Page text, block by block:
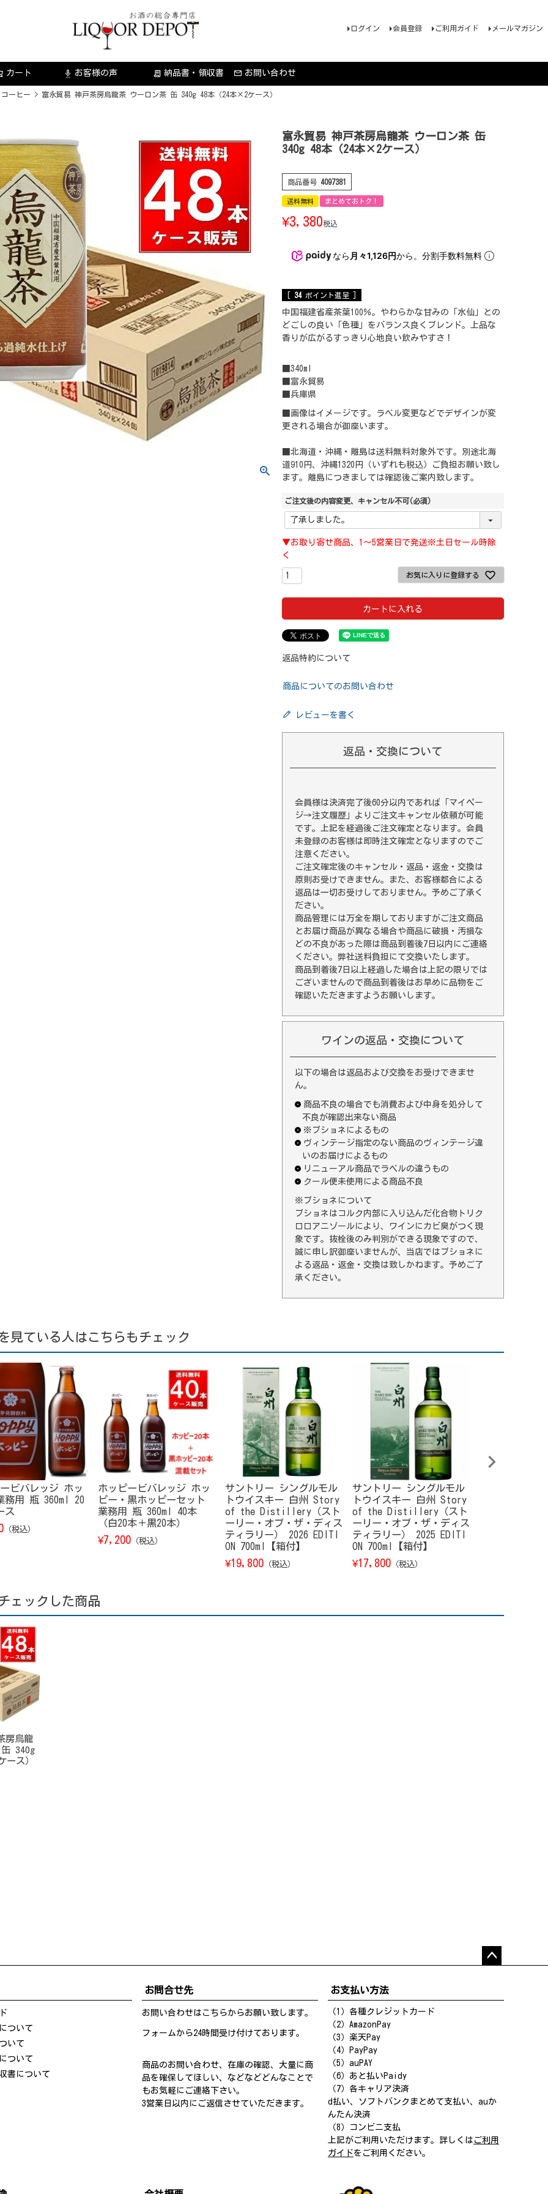
ログイン 会員登録 ご利用ガイド メールマガジン
カート settings_voice お客様の声 receipt_long 納品書・領収書 お問い合わせ
ーヒー 富永貿易 神戸茶房烏龍茶 ウーロン茶 缶 340g 48本（24本×2ケース）
富永貿易 神戸茶房烏龍茶 ウーロン茶 缶
340g 48本（24本×2ケース）
商品番号 4097381
送料無料 まとめておトク！
¥3,380税込
なら 月々1,126円から。分割手数料無料
34 ポイント進呈 ]
中国福建省産茶葉100％。やわらかな甘みの「水仙」との
どごしの良い「色種」をバランス良くブレンド。上品な
香りが広がるすっきり心地良い飲みやすさ！
■340ml
■富永貿易
■兵庫県
■画像はイメージです。ラベル変更などでデザインが変
更される場合が御座います。
■北海道・沖縄・離島は送料無料対象外です。別途北海
道910円、沖縄1320円（いずれも税込）ご負担お願い致し
ます。離島につきましては確認後ご案内致します。
ご注文後の内容変更、キャンセル不可 (必須)
▼お取り寄せ商品、1～5営業日で発送※土日セール時除
く
お気に入りに登録する
カートに入れる
返品特約について
商品についてのお問い合わせ
レビューを書く
返品・交換について
会員様は決済完了後60分以内であれば 「マイペー
ジ→注文履歴」 よりご注文キャンセル依頼が可能
です。上記を経過後ご注文確定となります。会員
未登録のお客様は即時注文確定となりますのでご
注意ください。
ご注文確定後のキャンセル・返品・返金・交換は
原則お受けできません。また、お客様都合による
返品は一切お受けしておりません。予めご了承く
ださい。
商品管理には万全を期しておりますがご注文商品
とお届け商品が異なる場合や商品に破損・汚損な
どの不良があった際は商品到着後7日以内にご連絡
ください。弊社送料負担にて交換いたします。
商品到着後7日以上経過した場合は上記の限りでは
ございませんので商品到着後はお早めに品物をご
確認いただきますようお願いします。
ワインの返品・交換について
以下の場合は返品および交換をお受けできませ
ん。
商品不良の場合でも消費および中身を処分して
不良が確認出来ない商品
※ブショネによるもの
ヴィンテージ指定のない商品のヴィンテージ違
いのお届けによるもの
リニューアル商品でラベルの違うもの
クール便未使用による商品不良
※ブショネについて
ブショネはコルク内部に入り込んだ化合物トリク
ロロアニゾールにより、ワインにカビ臭がつく現
象です。抜栓後のみ判別ができる現象ですので、
誠に申し訳御座いませんが、当店ではブショネに
よる返品・返金・交換は致しかねます。予めご了
承ください。
見ている人はこちらもチェック
ビバレッジ ホッ
務用 瓶 360ml 20
ス
（税込）
ホッピービバレッジ ホッ
ピー・黒ホッピーセット
業務用 瓶 360ml 40本
（白20本＋黒20本）
¥7,200 （税込）
サントリー シングルモル
トウイスキー 白州 Story
of the Distillery（スト
ーリー・オブ・ザ・ディス
ティラリー） 2026 EDITI
ON 700ml【箱付】
¥19,800 （税込）
サントリー シングルモル
トウイスキー 白州 Story
of the Distillery（スト
ーリー・オブ・ザ・ディス
ティラリー） 2025 EDITI
ON 700ml【箱付】
¥17,800 （税込）
ェックした商品
房烏龍
340g
ース）
ップ
ついて
いて
ついて
書について
お問合せ先
お問い合わせは こちらからお願い致します。
フォームから24時間受け付けております。
商品のお問い合わせ、在庫の確認、大量に商
品を確保してほしい、などなどどんなことで
もお気軽にご連絡下さい。
3営業日以内にご返信させていただきます。
お支払い方法
（1）各種クレジットカード
（2）AmazonPay
（3）楽天Pay
（4）PayPay
（5）auPAY
（6）あと払いPaidy
（7）各キャリア決済
d払い、ソフトバンクまとめて支払い、auか
んたん決済
（8）コンビニ支払
上記がご利用いただけます。詳しくは ご利用
ガイドをご利用ください。